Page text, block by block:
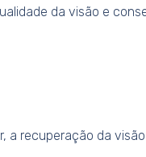
da visão e
a recuperação da